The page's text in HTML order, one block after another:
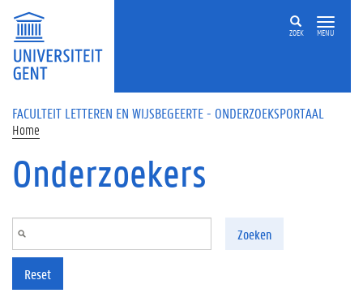
Overslaan en naar de inhoud gaan
ZOEK MENU
FACULTEIT LETTEREN EN WIJSBEGEERTE - ONDERZOEKSPORTAAL
Home
Onderzoekers
Zoeken
Reset